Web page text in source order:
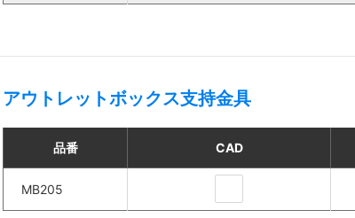
アウトレットボックス支持金具
品番 CAD
MB205